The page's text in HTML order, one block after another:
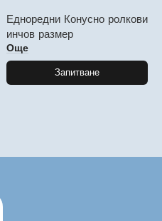
Едноредни Конусно ролкови
инчов размер
Още
Запитване